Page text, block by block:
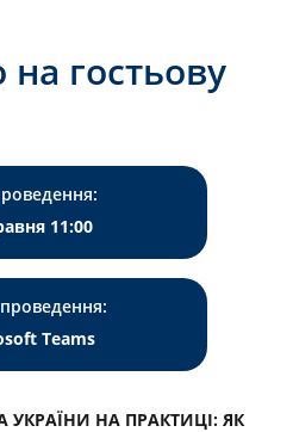
гостьову
11:00
Тeams
УКРАЇНИ НА ПРАКТИЦІ: ЯК